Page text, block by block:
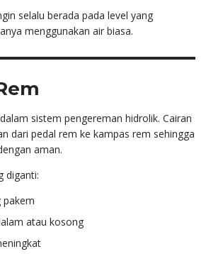
selalu berada pada level yang
menggunakan air biasa.
sistem pengereman hidrolik. Cairan
dari pedal rem ke kampas rem sehingga
aman.
diganti:
pakem
atau kosong